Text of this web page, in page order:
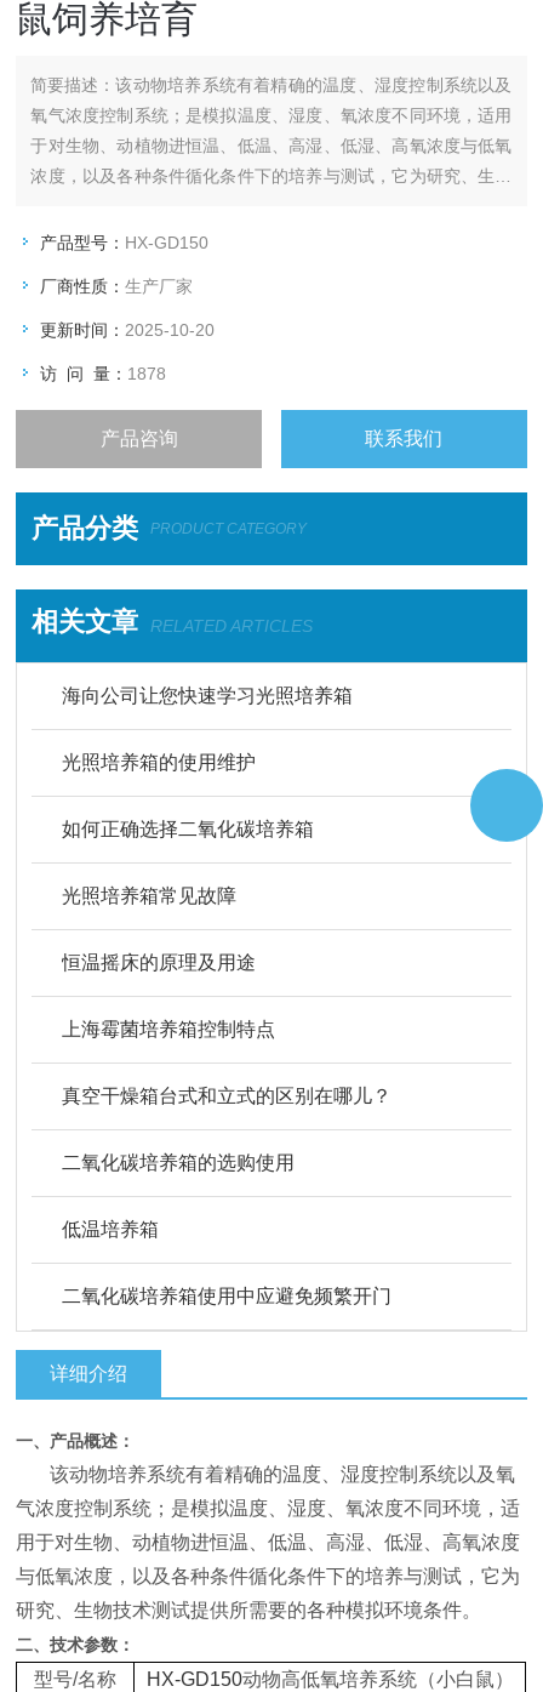
鼠饲养培育
简要描述：该动物培养系统有着精确的温度、湿度控制系统以及
氧气浓度控制系统；是模拟温度、湿度、氧浓度不同环境，适用
于对生物、动植物进恒温、低温、高湿、低湿、高氧浓度与低氧
浓度，以及各种条件循化条件下的培养与测试，它为研究、生物
（海向动物高低氧培养系统 小白鼠饲养培育）
产品型号： HX-GD150
厂商性质：生产厂家
更新时间： 2025-10-20
访 问 量： 1878
产品咨询 联系我们
产品分类 PRODUCT CATEGORY
相关文章 RELATED ARTICLES
海向公司让您快速学习光照培养箱
光照培养箱的使用维护
如何正确选择二氧化碳培养箱
光照培养箱常见故障
恒温摇床的原理及用途
上海霉菌培养箱控制特点
真空干燥箱台式和立式的区别在哪儿？
二氧化碳培养箱的选购使用
低温培养箱
二氧化碳培养箱使用中应避免频繁开门
详细介绍
一、产品概述：
该动物培养系统有着精确的温度、湿度控制系统以及氧
气浓度控制系统；是模拟温度、湿度、氧浓度不同环境，适
用于对生物、动植物进恒温、低温、高湿、低湿、高氧浓度
与低氧浓度，以及各种条件循化条件下的培养与测试，它为
研究、生物技术测试提供所需要的各种模拟环境条件。
二、技术参数：
型号/名称 HX-GD150动物高低氧培养系统（小白鼠）